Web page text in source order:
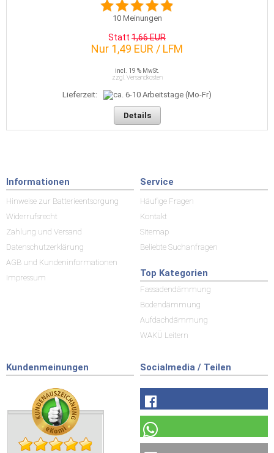
10Meinungen
Statt 1,66 EUR
Nur 1,49 EUR / LFM
incl. 19 % MwSt.
zzgl. Versandkosten
Lieferzeit:
Details
Informationen
Hinweise zur Batterieentsorgung
Widerrufsrecht
Zahlung und Versand
Datenschutzerklärung
AGB und Kundeninformationen
Impressum
Service
Häufige Fragen
Kontakt
Sitemap
Beliebte Suchanfragen
Top Kategorien
Fassadendämmung
Bodendämmung
Aufdachdämmung
WAKÜ Leitern
Kundenmeinungen Socialmedia / Teilen